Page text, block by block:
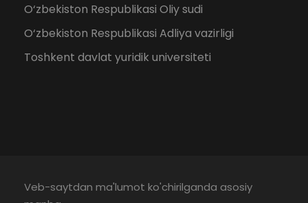
O‘zbekiston Respublikasi Oliy sudi
O‘zbekiston Respublikasi Adliya vazirligi
Toshkent davlat yuridik universiteti
Veb-saytdan ma'lumot ko'chirilganda asosiy